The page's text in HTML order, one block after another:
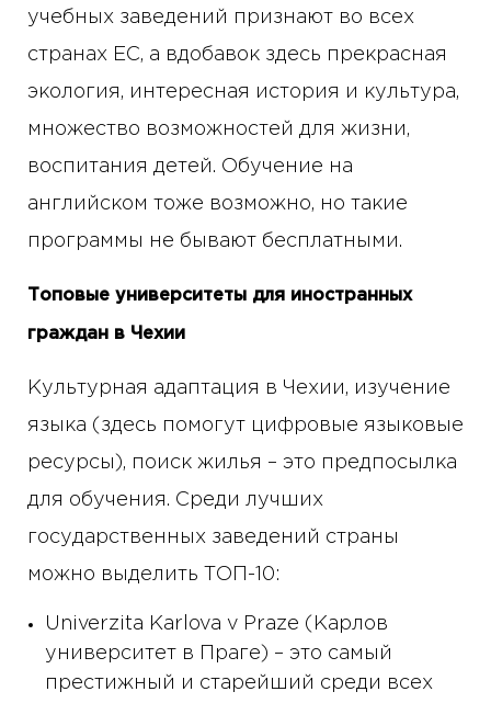
учебных заведений признают во всех
странах ЕС, а вдобавок здесь прекрасная
экология, интересная история и культура,
множество возможностей для жизни,
воспитания детей. Обучение на
английском тоже возможно, но такие
программы не бывают бесплатными.
Топовые университеты для иностранных
граждан в Чехии
Культурная адаптация в Чехии, изучение
языка (здесь помогут цифровые языковые
ресурсы), поиск жилья – это предпосылка
для обучения. Среди лучших
государственных заведений страны
можно выделить ТОП-10:
Univerzita Karlova v Praze (Карлов
университет в Праге) – это самый
престижный и старейший среди всех